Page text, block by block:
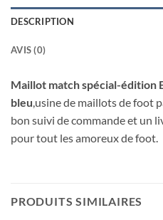
DESCRIPTION
AVIS (0)
Maillot match spécial-édition
bleu,usine de maillots de foot
bon suivi de commande et un
pour tout les amoreux de foot.
PRODUITS SIMILAIRES